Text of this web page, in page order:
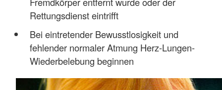
Rettungsdienst eintrifft
Bei eintretender Bewusstlosigkeit und
fehlender normaler Atmung Herz-Lungen-
Wiederbelebung beginnen